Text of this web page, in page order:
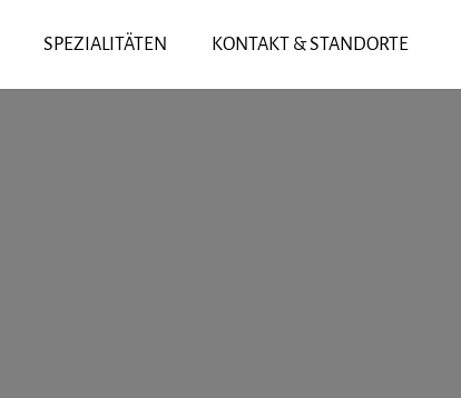
SPEZIALITÄTEN KONTAKT & STANDORTE